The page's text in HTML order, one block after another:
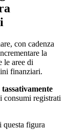
con cadenza
la
le aree di
finanziari.
consumi registrati
questa figura